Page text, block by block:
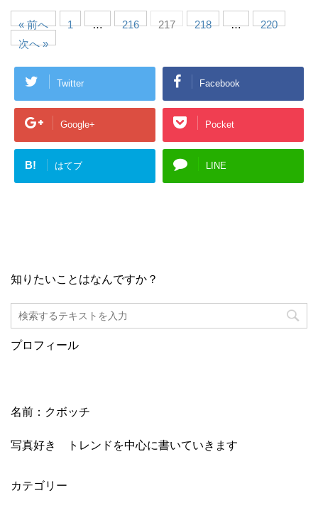
« 前へ 1 … 216 217 218 …
220
次へ »
Twitter Facebook
Google+ Pocket
B! はてブ LINE
知りたいことはなんですか？
プロフィール
名前：クボッチ
写真好き トレンドを中心に書いていきます
カテゴリー